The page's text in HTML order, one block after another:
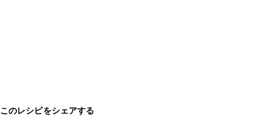
このレシピをシェアする